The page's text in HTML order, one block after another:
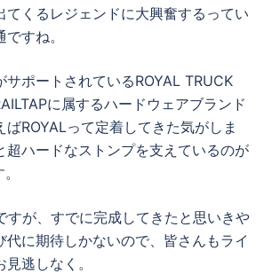
てくるレジェンドに大興奮するってい
すね。
サポートされているROYAL TRUCK
に属するハードウェアブランド
ROYALって定着してきた気がしま
超ハードなストンプを支えているのが
すが、すでに完成してきたと思いきや
代に期待しかないので、皆さんもライ
逃しなく。